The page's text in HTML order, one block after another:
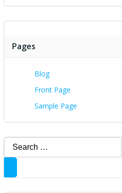
Pages
Blog
Front Page
Sample Page
Search
for: